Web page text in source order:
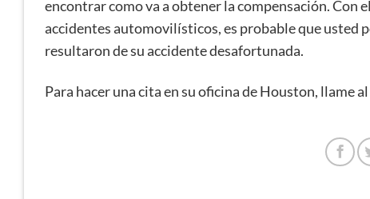
encontrar como va a obtener la compensación. Con
accidentes automovilísticos, es probable que usted
resultaron de su accidente desafortunada.
Para hacer una cita en su oficina de Houston, llame al